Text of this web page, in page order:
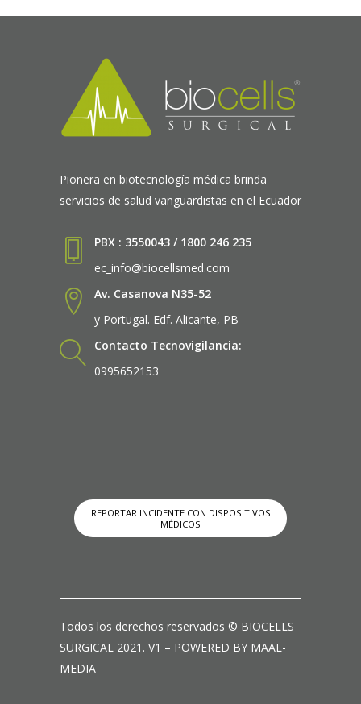
Pionera en biotecnología médica brinda
servicios de salud vanguardistas en el Ecuador
PBX : 3550043 / 1800 246 235
ec_info@biocellsmed.com
Av. Casanova N35-52
y Portugal. Edf. Alicante, PB
Contacto Tecnovigilancia:
0995652153
REPORTAR INCIDENTE CON DISPOSITIVOS
MÉDICOS
Todos los derechos reservados © BIOCELLS
SURGICAL 2021. V1 – POWERED BY MAAL-
MEDIA